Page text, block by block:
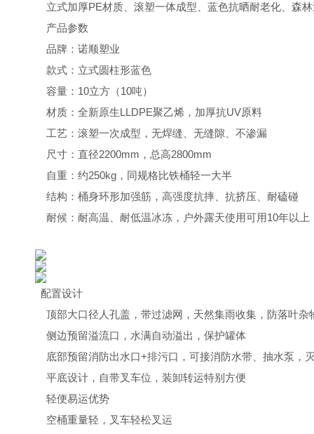
立式加厚PE材质、滚塑一体成型、蓝色抗晒耐老化、森
产品参数
品牌：诺顺塑业
款式：立式圆柱形蓝色
容量：10立方（10吨）
材质：全新原生LLDPE聚乙烯，加厚抗UV原料
工艺：滚塑一次成型，无焊缝、无缝隙、不渗漏
尺寸：直径2200mm，总高2800mm
自重：约250kg，同规格比铁桶轻一大半
结构：桶身环形加强筋，高强度抗摔、抗挤压、耐磕碰
耐候：耐高温、耐低温冰冻，户外露天使用可用10年以上
配置设计
顶部大口径人孔盖，带过滤网，天然集雨收集，防落叶杂
侧边预留溢流口，水满自动溢出，保护罐体
底部预留消防出水口+排污口，可接消防水带、抽水泵，
平底设计，自带叉车位，装卸转运特别方便
轻便易运优势
空桶重量轻，叉车轻松叉运